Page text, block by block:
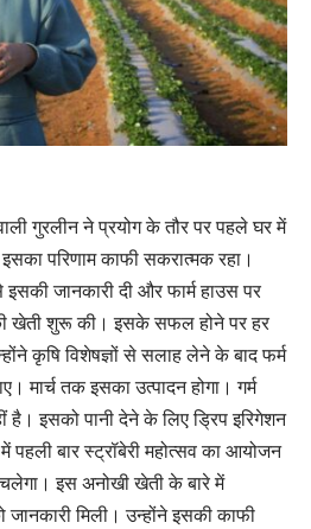
गुरलीन ने प्रयोग के तौर पर पहले घर में
परिणाम काफी सकरात्मक रहा।
जानकारी दी और फार्म हाउस पर
खेती शुरू की। इसके सफल होने पर हर
कृषि विशेषज्ञों से सलाह लेने के बाद फर्म
मार्च तक इसका उत्पादन होगा। गर्म
है। इसको पानी देने के लिए ड्रिप इरिगेशन
पहली बार स्ट्रॉबेरी महोत्सव का आयोजन
इस अनोखी खेती के बारे में
जानकारी मिली। उन्होंने इसकी काफी